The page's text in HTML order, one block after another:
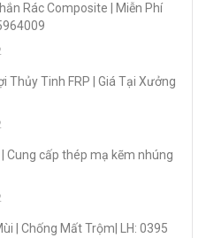
Rác Composite | Miễn Phí
Thủy Tinh FRP | Giá Tại Xưởng
Cung cấp thép mạ kẽm nhúng
| Chống Mất Trộm| LH: 0395